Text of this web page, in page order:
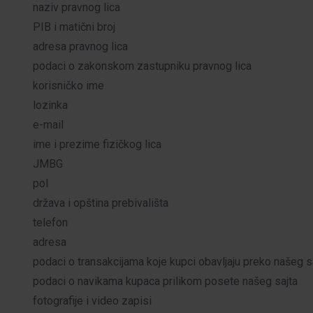
naziv pravnog lica
PIB i matični broj
adresa pravnog lica
podaci o zakonskom zastupniku pravnog lica
korisničko ime
lozinka
e-mail
ime i prezime fizičkog lica
JMBG
pol
država i opština prebivališta
telefon
adresa
podaci o transakcijama koje kupci obavljaju preko našeg
podaci o navikama kupaca prilikom posete našeg sajta
fotografije i video zapisi